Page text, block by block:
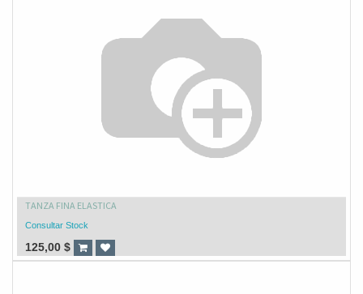
TANZA FINA ELASTICA
Consultar Stock
125,00 $